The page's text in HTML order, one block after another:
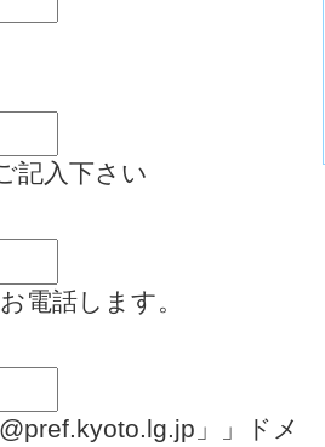
記入下さい
電話します。
」」ドメ